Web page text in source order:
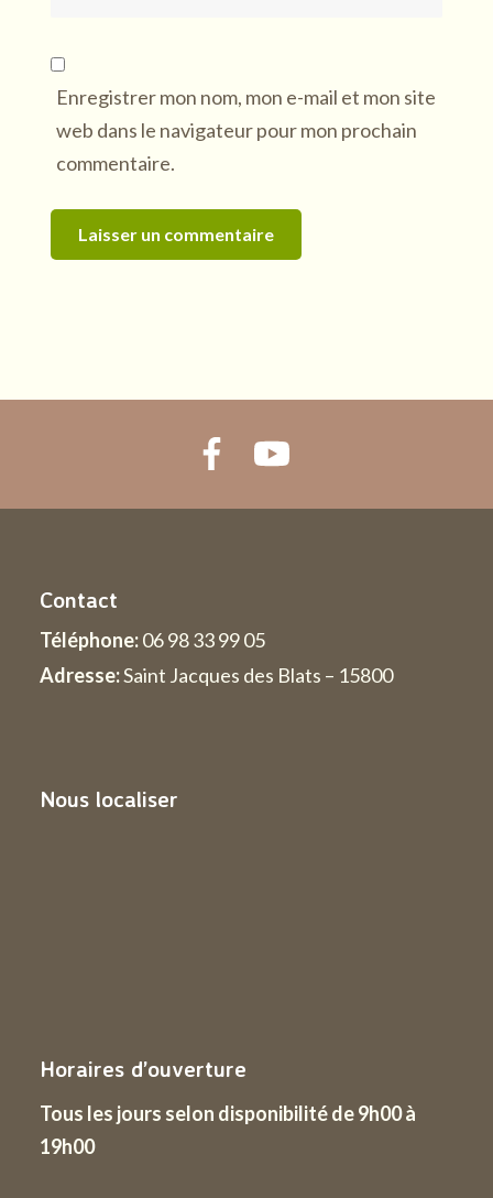
Enregistrer mon nom, mon e-mail et mon site
web dans le navigateur pour mon prochain
commentaire.
Contact
Téléphone:06 98 33 99 05
Adresse:Saint Jacques des Blats – 15800
Nous localiser
Horaires d’ouverture
Tous les jours selon disponibilité de 9h00 à
19h00